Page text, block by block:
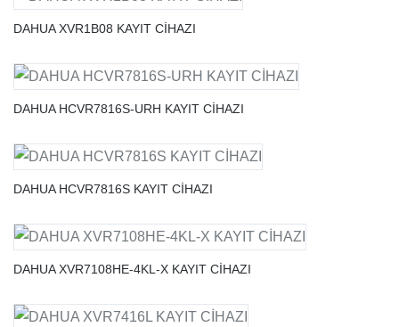
DAHUA XVR1B08 KAYIT CİHAZI
DAHUA HCVR7816S-URH KAYIT CİHAZI
DAHUA HCVR7816S KAYIT CİHAZI
DAHUA XVR7108HE-4KL-X KAYIT CİHAZI